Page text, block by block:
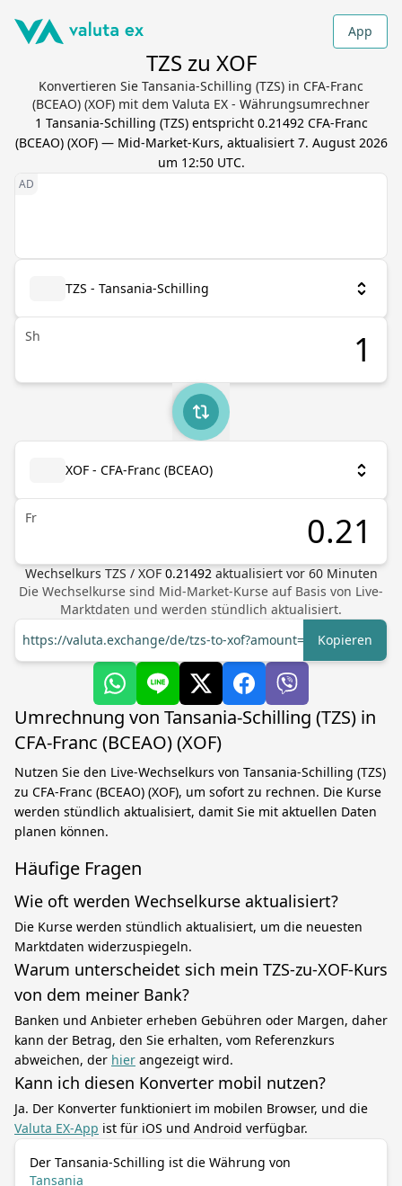
App
TZS zu XOF
Konvertieren Sie Tansania-Schilling (TZS) in CFA-Franc
(BCEAO) (XOF) mit dem Valuta EX - Währungsumrechner
1 Tansania-Schilling (TZS) entspricht 0.21492 CFA-Franc
(BCEAO)(XOF) — Mid-Market-Kurs, aktualisiert 7. August 2026
um 12:50 UTC.
TZS - Tansania-Schilling
Sh
XOF - CFA-Franc (BCEAO)
Fr
Wechselkurs TZS / XOF 0.21492 aktualisiert vor 60Minuten
Die Wechselkurse sind Mid-Market-Kurse auf Basis von Live-
Marktdaten und werden stündlich aktualisiert.
https://valuta.exchange/de/tzs-to-xof?amount=1
Kopieren
Umrechnung von Tansania-Schilling (TZS) in
CFA-Franc (BCEAO) (XOF)
Nutzen Sie den Live-Wechselkurs von Tansania-Schilling (TZS)
zu CFA-Franc (BCEAO) (XOF), um sofort zu rechnen. Die Kurse
werden stündlich aktualisiert, damit Sie mit aktuellen Daten
planen können.
Häufige Fragen
Wie oft werden Wechselkurse aktualisiert?
Die Kurse werden stündlich aktualisiert, um die neuesten
Marktdaten widerzuspiegeln.
Warum unterscheidet sich mein TZS-zu-XOF-Kurs
von dem meiner Bank?
Banken und Anbieter erheben Gebühren oder Margen, daher
kann der Betrag, den Sie erhalten, vom Referenzkurs
abweichen, der hier angezeigt wird.
Kann ich diesen Konverter mobil nutzen?
Ja. Der Konverter funktioniert im mobilen Browser, und die
Valuta EX-App ist für iOS und Android verfügbar.
Der Tansania-Schilling ist die Währung von
Tansania